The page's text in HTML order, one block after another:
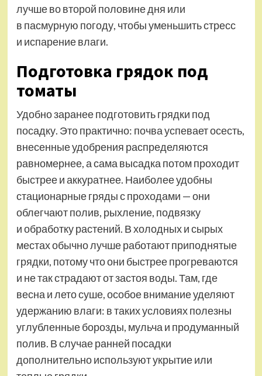
лучше во второй половине дня или
в пасмурную погоду, чтобы уменьшить стресс
и испарение влаги.
Подготовка грядок под
томаты
Удобно заранее подготовить грядки под
посадку. Это практично: почва успевает осесть,
внесенные удобрения распределяются
равномернее, а сама высадка потом проходит
быстрее и аккуратнее. Наиболее удобны
стационарные гряды с проходами — они
облегчают полив, рыхление, подвязку
и обработку растений. В холодных и сырых
местах обычно лучше работают приподнятые
грядки, потому что они быстрее прогреваются
и не так страдают от застоя воды. Там, где
весна и лето суше, особое внимание уделяют
удержанию влаги: в таких условиях полезны
углубленные борозды, мульча и продуманный
полив. В случае ранней посадки
дополнительно используют укрытие или